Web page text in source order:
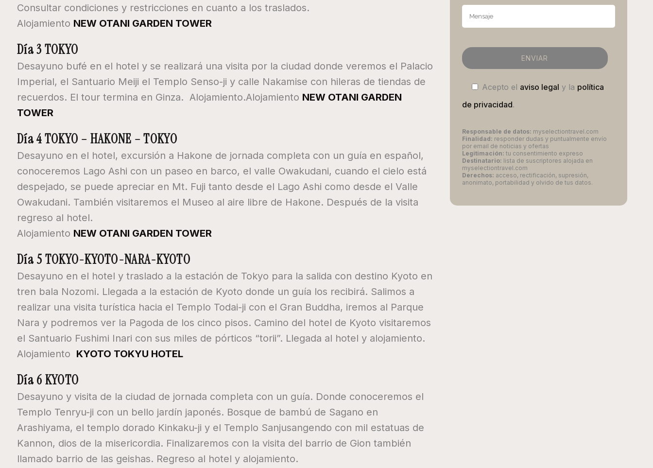
Consultar condiciones y restricciones en cuanto a los traslados.
Alojamiento NEW OTANI GARDEN TOWER
Día 3 TOKYO
Desayuno bufé en el hotel y se realizará una visita por la ciudad donde veremos el Palacio
Imperial, el Santuario Meiji el Templo Senso-ji y calle Nakamise con hileras de tiendas de
recuerdos. El tour termina en Ginza. Alojamiento.Alojamiento NEW OTANI GARDEN
TOWER
Día 4 TOKYO – HAKONE – TOKYO
Desayuno en el hotel, excursión a Hakone de jornada completa con un guía en español,
conoceremos Lago Ashi con un paseo en barco, el valle Owakudani, cuando el cielo está
despejado, se puede apreciar en Mt. Fuji tanto desde el Lago Ashi como desde el Valle
Owakudani. También visitaremos el Museo al aire libre de Hakone. Después de la visita
regreso al hotel.
Alojamiento NEW OTANI GARDEN TOWER
Día 5 TOKYO-KYOTO-NARA-KYOTO
Desayuno en el hotel y traslado a la estación de Tokyo para la salida con destino Kyoto en
tren bala Nozomi. Llegada a la estación de Kyoto donde un guía los recibirá. Salimos a
realizar una visita turística hacia el Templo Todai-ji con el Gran Buddha, iremos al Parque
Nara y podremos ver la Pagoda de los cinco pisos. Camino del hotel de Kyoto visitaremos
el Santuario Fushimi Inari con sus miles de pórticos “torii”. Llegada al hotel y alojamiento.
Alojamiento KYOTO TOKYU HOTEL
Día 6 KYOTO
Desayuno y visita de la ciudad de jornada completa con un guía. Donde conoceremos el
Templo Tenryu-ji con un bello jardín japonés. Bosque de bambú de Sagano en
Arashiyama, el templo dorado Kinkaku-ji y el Templo Sanjusangendo con mil estatuas de
Kannon, dios de la misericordia. Finalizaremos con la visita del barrio de Gion también
llamado barrio de las geishas. Regreso al hotel y alojamiento.
Acepto el aviso legal y la política
de privacidad.
Responsable de datos: myselectiontravel.com
Finalidad: responder dudas y puntualmente envío
por email de noticias y ofertas
Legitimación: tu consentimiento expreso
Destinatario: lista de suscriptores alojada en
myselectiontravel.com
Derechos: acceso, rectificación, supresión,
anonimato, portabilidad y olvido de tus datos.